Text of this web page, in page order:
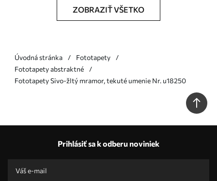
ZOBRAZIŤ VŠETKO
Úvodná stránka
Fototapety
Fototapety abstraktné
Fototapety Sivo-žltý mramor, tekuté umenie Nr. u18250
Prihlásiť sa k odberu noviniek